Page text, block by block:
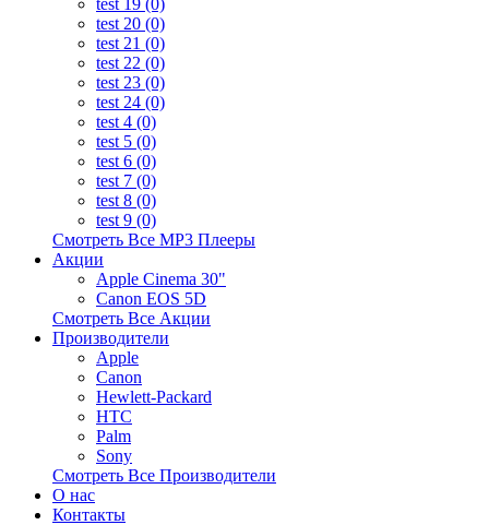
test 19 (0)
test 20 (0)
test 21 (0)
test 22 (0)
test 23 (0)
test 24 (0)
test 4 (0)
test 5 (0)
test 6 (0)
test 7 (0)
test 8 (0)
test 9 (0)
Смотреть Все MP3 Плееры
Акции
Apple Cinema 30"
Canon EOS 5D
Смотреть Все Акции
Производители
Apple
Canon
Hewlett-Packard
HTC
Palm
Sony
Смотреть Все Производители
О нас
Контакты